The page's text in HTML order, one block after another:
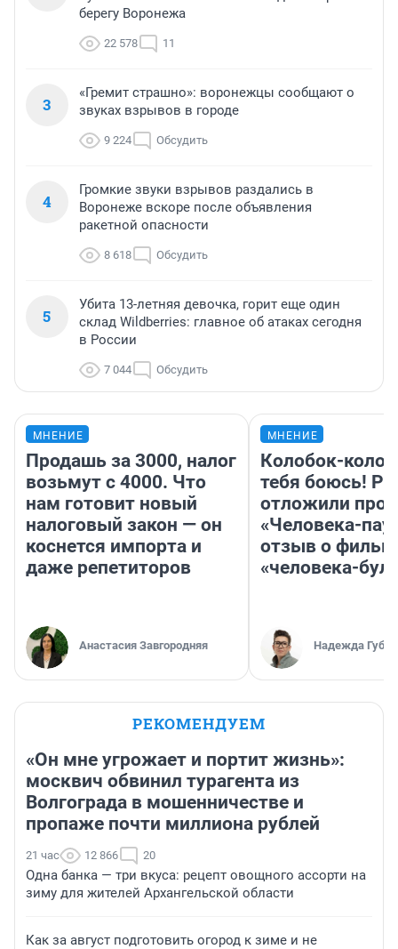
берегу Воронежа
22 578 11
3
«Гремит страшно»: воронежцы сообщают о
звуках взрывов в городе
9 224 Обсудить
4
Громкие звуки взрывов раздались в
Воронеже вскоре после объявления
ракетной опасности
8 618 Обсудить
5
Убита 13-летняя девочка, горит еще один
склад Wildberries: главное об атаках сегодня
в России
7 044 Обсудить
МНЕНИЕ
Продашь за 3000, налог
возьмут с 4000. Что
нам готовит новый
налоговый закон — он
коснется импорта и
даже репетиторов
Анастасия Завгородняя
МНЕНИЕ
Колобок-
тебя боюсь!
отложили
«Человека-
отзыв о
«человека-
Надежда
РЕКОМЕНДУЕМ
«Он мне угрожает и портит жизнь»:
москвич обвинил турагента из
Волгограда в мошенничестве и
пропаже почти миллиона рублей
21 час 12 866 20
Одна банка — три вкуса: рецепт овощного ассорти на
зиму для жителей Архангельской области
Как за август подготовить огород к зиме и не